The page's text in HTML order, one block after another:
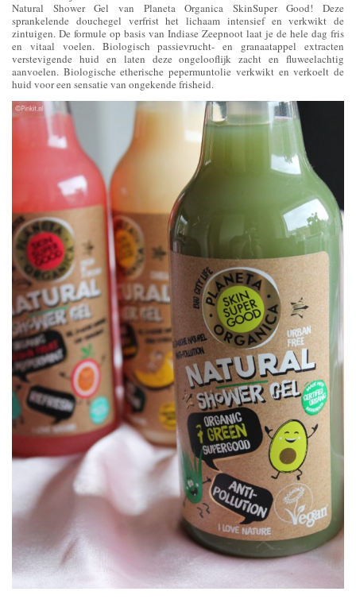
Natural Shower Gel van Planeta Organica SkinSuper Good! Deze
sprankelende douchegel verfrist het lichaam intensief en verkwikt de
zintuigen. De formule op basis van Indiase Zeepnoot laat je de hele dag fris
en vitaal voelen. Biologisch passievrucht- en granaatappel extracten
verstevigende huid en laten deze ongelooflijk zacht en fluweelachtig
aanvoelen. Biologische etherische pepermuntolie verkwikt en verkoelt de
huid voor een sensatie van ongekende frisheid.